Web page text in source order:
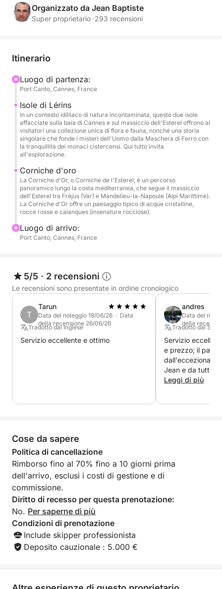
un'eccezionale escursione privata di un giorno con
partenza da Cannes Port Canto. Sono inclusi:
turchesi, paddleboarding, snorkeling, scooter
elegante e coinvolgente che unisce il lusso discreto
agli iconici paesaggi della Riviera ✨
✨ Benvenuto VIP e imbarco prioritario
Alle 10:30, imbarcatevi da Port Canto a Cannes a
bordo del vostro Greenline 45 Fly completamente
privato.
Il vostro skipper professionista vi darà il benvenuto
con un drink di benvenuto prima della partenza per
una giornata su misura all'insegna del comfort, del
relax e della fuga dalla routine.
Goditi subito gli spazi premium dello yacht:
• Salone interno climatizzato
• Ampia piattaforma da bagno a poppa
⛵ Navigazione eccezionale verso le Isole di Lérins
e la Corniche d'Or
Salpa per le famose Isole di Lérins, veri gioielli
naturali al largo della costa di Cannes. Naviga tra le
acque cristalline dell'Île Sainte-Marguerite e le
calette selvagge di Saint-Honorat, prima di
scogliere del Massiccio dell'Esterel.
in un contesto che unisce acque turchesi, paesaggi
aspri e panorami spettacolari.
Il Greenline 45 Fly offre una navigazione
particolarmente confortevole e silenziosa, ideale per
godere appieno degli eccezionali scenari della
Costa Azzurra.
Esperienza immersiva e attività premium
Goditi una giornata all'insegna del relax e degli sport
acquatici:
• Paddleboarding in acque cristalline
Organizzato da Jean Baptiste
Super proprietario ·293 recensioni
Itinerario
Luogo di partenza:
Port Canto, Cannes, France
Isole di Lérins
In un contesto idilliaco di natura incontaminata, queste due isole
affacciate sulla baia di Cannes e sul massiccio dell'Esterel offrono ai
visitatori una collezione unica di flora e fauna, nonché una storia
singolare che fonde i misteri dell'Uomo dalla Maschera di Ferro con
la tranquillità dei monaci cistercensi. Qui tutto invita
all'esplorazione.
Corniche d'oro
La Corniche d'Or, o Corniche de l'Esterel, è un percorso
panoramico lungo la costa mediterranea, che segue il massiccio
dell'Esterel tra Fréjus (Var) e Mandelieu-la-Napoule (Alpi Marittime).
La Corniche d'Or offre un paesaggio tipico di acque cristalline,
rocce rosse e calanques (insenature rocciose).
Luogo di arrivo:
Port Canto, Cannes, France
5/5 · 2 recensioni
Le recensioni sono presentate in ordine cronologico
T
Tarun
Data del noleggio 19/06/26 · Data
della recensione 26/06/26
Tradotto dal Inglese
Servizio eccellente e ottimo
andres
Data del
della
Tradotto dal
Servizio
e prezzo; il
dall'eccezionale
Jean e da tutto il
per l'attenzione
Leggi di più
Cose da sapere
Politica di cancellazione
Rimborso fino al 70% fino a 10 giorni prima
dell'arrivo, esclusi i costi di gestione e di
commissione.
Diritto di recesso per questa prenotazione:
No. Per saperne di più
Condizioni di prenotazione
Include skipper professionista
Deposito cauzionale : 5.000 €